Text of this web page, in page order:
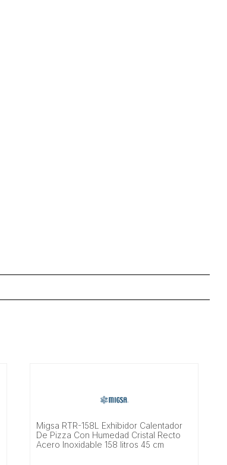
Migsa RTR-158L Exhibidor Calentador
De Pizza Con Humedad Cristal Recto
Acero Inoxidable 158 litros 45 cm